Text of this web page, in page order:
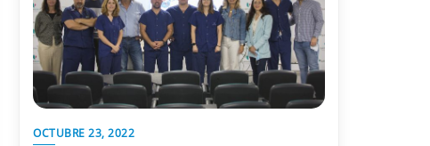
OCTUBRE 23, 2022